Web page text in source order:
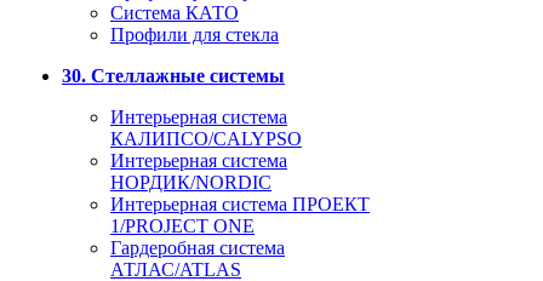
Система КАТО
Профили для стекла
30. Стеллажные системы
Интерьерная система
КАЛИПСО/CALYPSO
Интерьерная система
НОРДИК/NORDIC
Интерьерная система ПРОЕКТ
1/PROJECT ONE
Гардеробная система
АТЛАС/ATLAS